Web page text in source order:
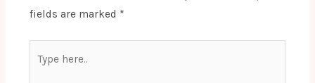
fields are marked *
here..